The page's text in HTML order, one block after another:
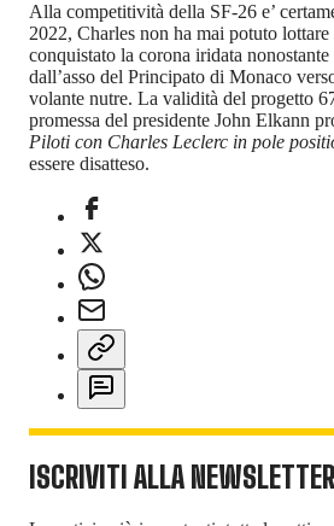
Alla competitività della SF-26 e’
2022, Charles non ha mai potuto
conquistato la corona iridata
dall’asso del Principato di Monaco
volante nutre. La validità del progetto
promessa del presidente John Elkann
Piloti con Charles Leclerc in pole
essere disatteso.
ISCRIVITI ALLA NEWSLETTER